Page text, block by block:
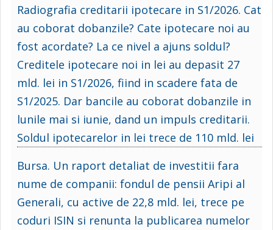
Radiografia creditarii ipotecare in S1/2026. Cat
au coborat dobanzile? Cate ipotecare noi au
fost acordate? La ce nivel a ajuns soldul?
Creditele ipotecare noi in lei au depasit 27
mld. lei in S1/2026, fiind in scadere fata de
S1/2025. Dar bancile au coborat dobanzile in
lunile mai si iunie, dand un impuls creditarii.
Soldul ipotecarelor in lei trece de 110 mld. lei
Bursa. Un raport detaliat de investitii fara
nume de companii: fondul de pensii Aripi al
Generali, cu active de 22,8 mld. lei, trece pe
coduri ISIN si renunta la publicarea numelor